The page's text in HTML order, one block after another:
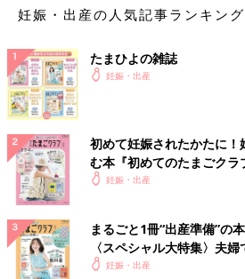
ありますので、ぜひ活用してみてくださ
「まいにちのたまひよ」ダウ
たまひよのアプリ「まいにちのたまひよ
リ】でストア検索してもDLできます！
●この記事は個人の体験記です。
●記事の内容は2024年3月の情報で、現
す。
たまひよの「出産体験談」をもっと読
妊娠・出産の人気記事ランキング
たまひよの雑誌
妊娠・出産
初めて妊娠されたかたに
む本『初めてのたまごクラ
妊娠・出産
まるごと1冊“出産準備”の
〈スペシャル大特集〉夫
妊娠・出産